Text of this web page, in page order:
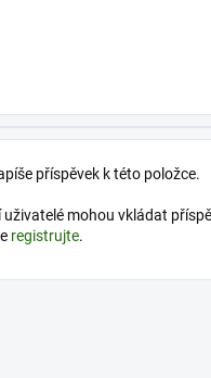
příspěvek k této položce.
mohou vkládat
registrujte.